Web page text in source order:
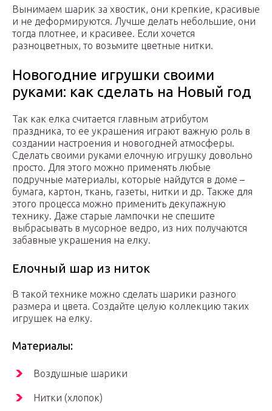
Вынимаем шарик за хвостик, они крепкие, красивые
и не деформируются. Лучше делать небольшие, они
тогда плотнее, и красивее. Если хочется
разноцветных, то возьмите цветные нитки.
Новогодние игрушки своими
руками: как сделать на Новый год
Так как елка считается главным атрибутом
праздника, то ее украшения играют важную роль в
создании настроения и новогодней атмосферы.
Сделать своими руками елочную игрушку довольно
просто. Для этого можно применять любые
подручные материалы, которые найдутся в доме –
бумага, картон, ткань, газеты, нитки и др. Также для
этого процесса можно применить декупажную
технику. Даже старые лампочки не спешите
выбрасывать в мусорное ведро, из них получаются
забавные украшения на елку.
Елочный шар из ниток
В такой технике можно сделать шарики разного
размера и цвета. Создайте целую коллекцию таких
игрушек на елку.
Материалы:
Воздушные шарики
Нитки (хлопок)